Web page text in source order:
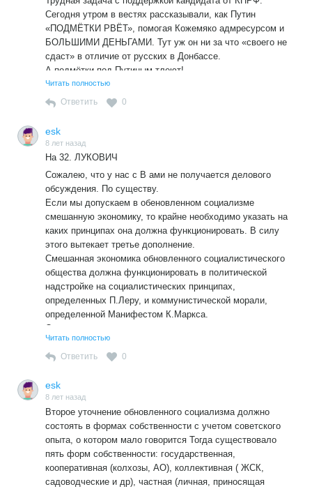
Сегодня утром в вестях рассказывали, как Путин
«ПОДМЁТКИ РВЁТ», помогая Кожемяко адмресурсом и
БОЛЬШИМИ ДЕНЬГАМИ. Тут уж он ни за что «своего не
сдаст» в отличие от русских в Донбассе.
А подмётки под Путиным тлеют!
Вот он снова начал свои крысиные подковёрные игры с
Японией сразу после подписания «пенсионной реформы»
Такое впечатление, что за предстоящие ПОСЛЕДНИЕ
ГОДЫ путинского президентства он собирается,
фигурально выражаясь, «спалит Рим, т.е. нанести
или хотя бы пожизненным хозяином святой Руси!
Читать полностью
Ответить 0
esk
8 лет назад
На 32. ЛУКОВИЧ
Сожалею, что у нас с В ами не получается делового
обсуждения. По существу.
Если мы допускаем в обеновленном социализме
смешанную экономику, то крайне необходимо указать на
каких принципах она должна функционировать. В силу
этого вытекает третье дополнение.
Смешанная экономика обновленного социалистического
общества должна функционировать в политической
надстройке на социалистических принципах,
определенных П.Леру, и коммунистической морали,
определенной Манифестом К.Маркса.
Отсюда вытекает четвертое дополнение, состоящее в
том, что к политической надстройке и экономическому
базщсу следует добавить еще социальную сферу, ибо
обеспечение социальной сферы, принциры
удовлетворения которой составляет главное различие
между социализмом и капитализмом
Читать полностью
Ответить 0
esk
8 лет назад
Второе уточнение обновленного социализма должно
состоять в формах собственности с учетом советского
опыта, о котором мало говорится Тогда существовало
пять форм собственности: государственная,
кооперативная (колхозы, АО), коллективная ( ЖСК,
садоводческие и др), частная (личная, приносящая